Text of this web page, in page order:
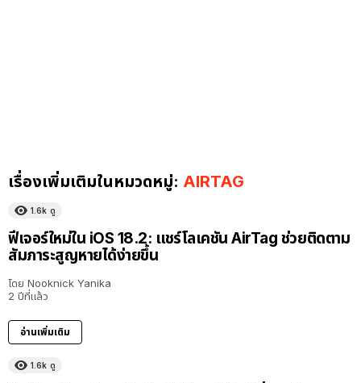
เรื่องเพิ่มเติมในหมวดหมู่: AIRTAG
1.6k ดู
ฟีเจอร์ใหม่ใน iOS 18.2: แชร์โลเคชัน AirTag ช่วยติดตาม
สัมภาระสูญหายได้ง่ายขึ้น
โดย Nooknick Yanika
2 ปีที่แล้ว
อ่านเพิ่มเติม
1.6k ดู